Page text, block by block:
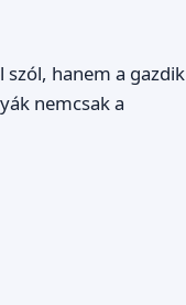
hanem a gazdik
nemcsak a